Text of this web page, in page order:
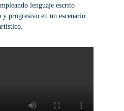
lenguaje escrito
progresivo en un escenario